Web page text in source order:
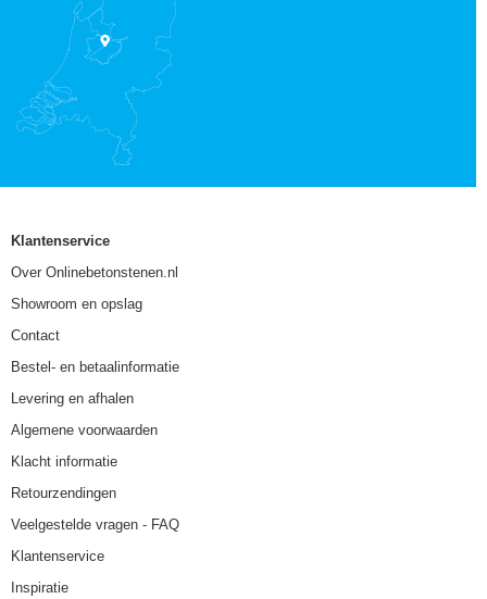
Klantenservice
Over Onlinebetonstenen.nl
Showroom en opslag
Contact
Bestel- en betaalinformatie
Levering en afhalen
Algemene voorwaarden
Klacht informatie
Retourzendingen
Veelgestelde vragen - FAQ
Klantenservice
Inspiratie